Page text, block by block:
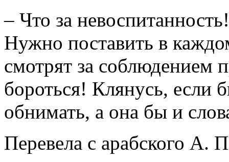
– Что за
Нужно поставить в
смотрят за
бороться! Клянусь, если
обнимать, а она бы и
Перевела с арабского А.